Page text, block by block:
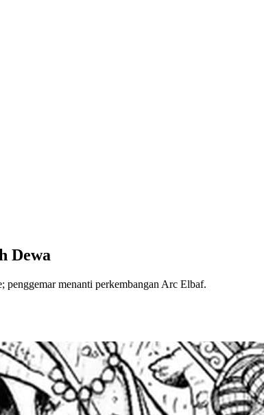
Dewa
menanti perkembangan Arc Elbaf.